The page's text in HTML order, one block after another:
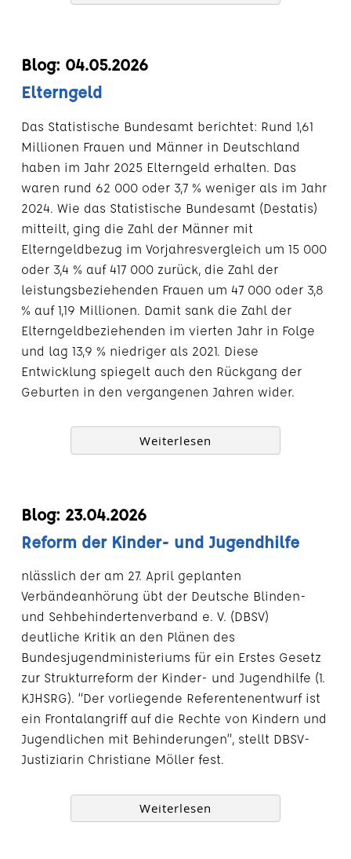
Blog: 04.05.2026
Elterngeld
Das Statistische Bundesamt berichtet: Rund 1,61
Millionen Frauen und Männer in Deutschland
haben im Jahr 2025 Elterngeld erhalten. Das
waren rund 62 000 oder 3,7 % weniger als im Jahr
2024. Wie das Statistische Bundesamt (Destatis)
mitteilt, ging die Zahl der Männer mit
Elterngeldbezug im Vorjahresvergleich um 15 000
oder 3,4 % auf 417 000 zurück, die Zahl der
leistungsbeziehenden Frauen um 47 000 oder 3,8
% auf 1,19 Millionen. Damit sank die Zahl der
Elterngeldbeziehenden im vierten Jahr in Folge
und lag 13,9 % niedriger als 2021. Diese
Entwicklung spiegelt auch den Rückgang der
Geburten in den vergangenen Jahren wider.
Weiterlesen
Blog: 23.04.2026
Reform der Kinder- und Jugendhilfe
nlässlich der am 27. April geplanten
Verbändeanhörung übt der Deutsche Blinden-
und Sehbehindertenverband e. V. (DBSV)
deutliche Kritik an den Plänen des
Bundesjugendministeriums für ein Erstes Gesetz
zur Strukturreform der Kinder- und Jugendhilfe (1.
KJHSRG). “Der vorliegende Referentenentwurf ist
ein Frontalangriff auf die Rechte von Kindern und
Jugendlichen mit Behinderungen”, stellt DBSV-
Justiziarin Christiane Möller fest.
Weiterlesen